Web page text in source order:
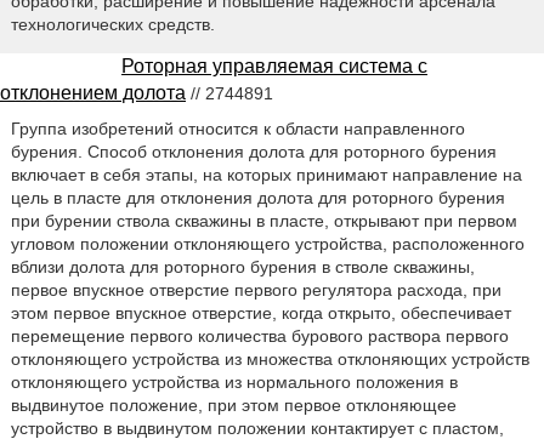
технологических средств.
Роторная управляемая система с
отклонением долота // 2744891
Группа изобретений относится к области направленного
бурения. Способ отклонения долота для роторного бурения
включает в себя этапы, на которых принимают направление на
цель в пласте для отклонения долота для роторного бурения
при бурении ствола скважины в пласте, открывают при первом
угловом положении отклоняющего устройства, расположенного
вблизи долота для роторного бурения в стволе скважины,
первое впускное отверстие первого регулятора расхода, при
этом первое впускное отверстие, когда открыто, обеспечивает
перемещение первого количества бурового раствора первого
отклоняющего устройства из множества отклоняющих устройств
отклоняющего устройства из нормального положения в
выдвинутое положение, при этом первое отклоняющее
устройство в выдвинутом положении контактирует с пластом,